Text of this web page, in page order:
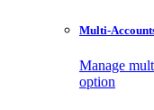
Multi-
Manage
option